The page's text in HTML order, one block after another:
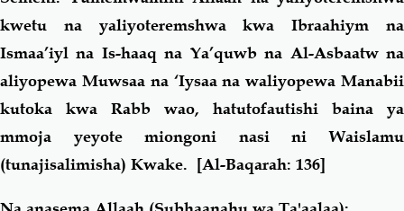
kwetu na yaliyoteremshwa kwa Ibraahiym na
Ismaa’iyl na Is-haaq na Ya’quwb na Al-Asbaatw na
aliyopewa Muwsaa na ‘Iysaa na waliyopewa Manabii
kutoka kwa Rabb wao, hatutofautishi baina ya
mmoja yeyote miongoni nasi ni Waislamu
(tunajisalimisha) Kwake. [Al-Baqarah: 136]